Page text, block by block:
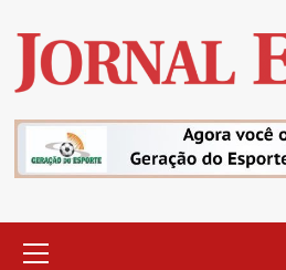
content
Menu